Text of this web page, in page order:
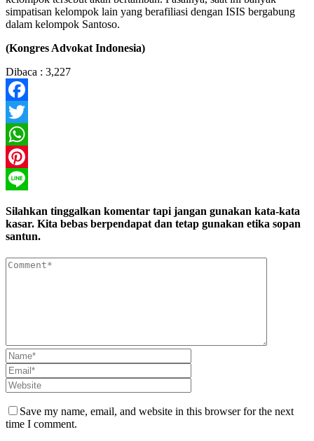
simpatisan kelompok lain yang berafiliasi dengan ISIS bergabung
dalam kelompok Santoso.
(Kongres Advokat Indonesia)
Dibaca : 3,227
Facebook
Twitter
WhatsApp
Pinterest
Silahkan tinggalkan komentar tapi jangan gunakan kata-kata
kasar. Kita bebas berpendapat dan tetap gunakan etika sopan
santun.
Save my name, email, and website in this browser for the next
time I comment.